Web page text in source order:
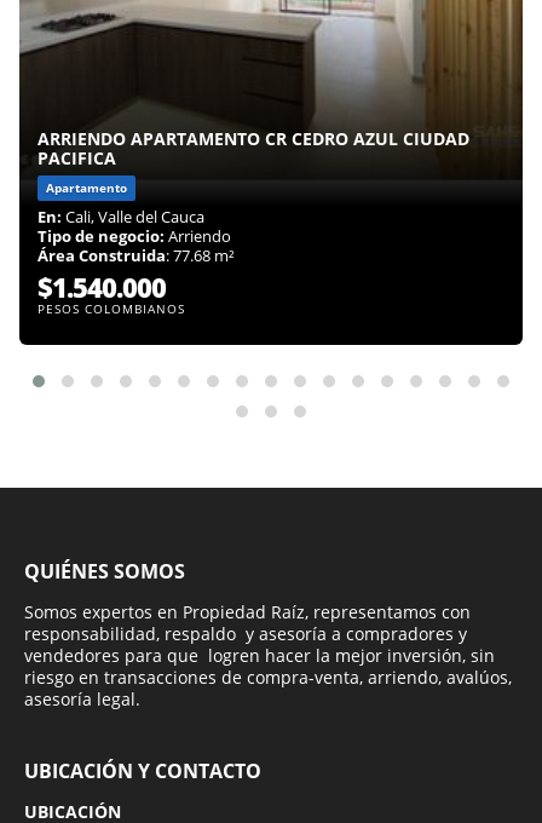
ARRIENDO APARTAMENTO CR CEDRO AZUL CIUDAD
PACIFICA
Apartamento
En: Cali, Valle del Cauca
Tipo de negocio: Arriendo
Área Construida: 77.68 m²
$1.540.000
PESOS COLOMBIANOS
QUIÉNES SOMOS
Somos expertos en Propiedad Raíz, representamos con
responsabilidad, respaldo y asesoría a compradores y
vendedores para que logren hacer la mejor inversión, sin
riesgo en transacciones de compra-venta, arriendo, avalúos,
asesoría legal.
UBICACIÓN Y CONTACTO